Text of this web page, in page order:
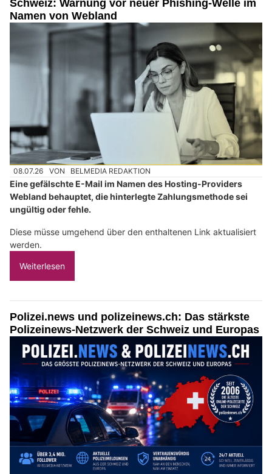
Schweiz: Warnung vor neuer Phishing-Welle im
Namen von Webland
08.07.26 VON BELMEDIA REDAKTION
Eine gefälschte E-Mail im Namen des Hosting-Providers
Webland behauptet, die hinterlegte Zahlungsmethode sei
ungültig oder fehle.
Diese müsse umgehend über den enthaltenen Link aktualisiert
werden.
Weiterlesen
Polizei.news und polizeinews.ch: Das stärkste
Polizeinews-Netzwerk der Schweiz und Europas